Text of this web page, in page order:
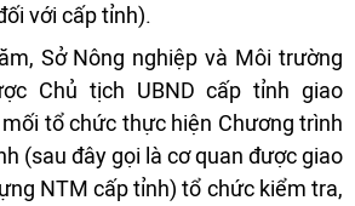
với cấp tỉnh).
Sở Nông nghiệp và Môi trường
Chủ tịch UBND cấp tỉnh giao
tổ chức thực hiện Chương trình
(sau đây gọi là cơ quan được giao
NTM cấp tỉnh) tổ chức kiểm tra,